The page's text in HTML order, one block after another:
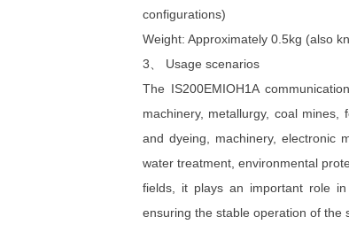
configurations)
Weight: Approximately 0.5kg (also
3、 Usage scenarios
The IS200EMIOH1A
machinery, metallurgy, coal
and dyeing, machinery, electronic
water treatment, environmental
fields, it plays an important role
ensuring the stable operation of the